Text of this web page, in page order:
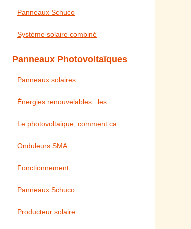
Panneaux Schuco
Système solaire combiné
Panneaux Photovoltaïques
Panneaux solaires :...
Énergies renouvelables : les...
Le photovoltaique, comment ca...
Onduleurs SMA
Fonctionnement
Panneaux Schuco
Producteur solaire